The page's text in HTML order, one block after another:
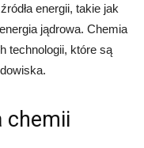
energii, takie jak
jądrowa. Chemia
technologii, które są
chemii